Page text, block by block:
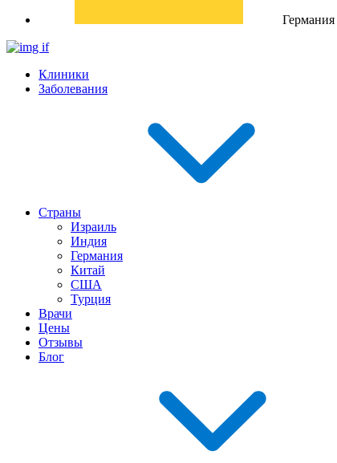
Германия
Клиники
Заболевания
Страны
Израиль
Индия
Германия
Китай
США
Турция
Врачи
Цены
Отзывы
Блог